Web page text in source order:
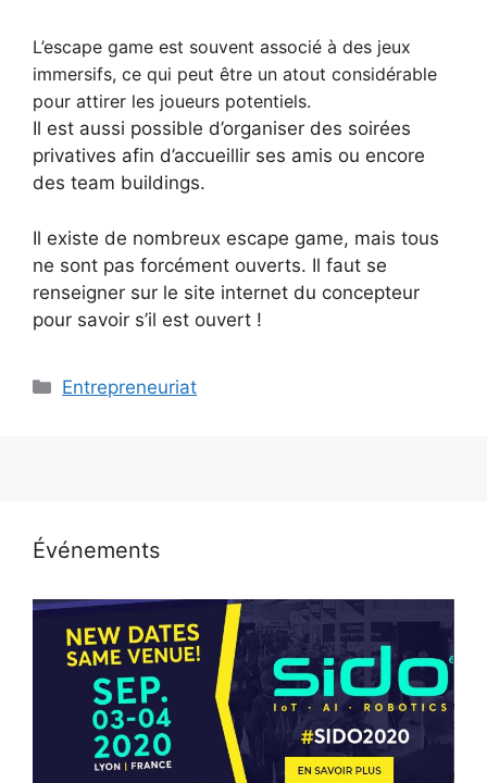
L’escape game est souvent associé à des jeux
immersifs, ce qui peut être un atout considérable
pour attirer les joueurs potentiels.
Il est aussi possible d’organiser des soirées
privatives afin d’accueillir ses amis ou encore
des team buildings.
Il existe de nombreux escape game, mais tous
ne sont pas forcément ouverts. Il faut se
renseigner sur le site internet du concepteur
pour savoir s’il est ouvert !
Catégories
Entrepreneuriat
Événements